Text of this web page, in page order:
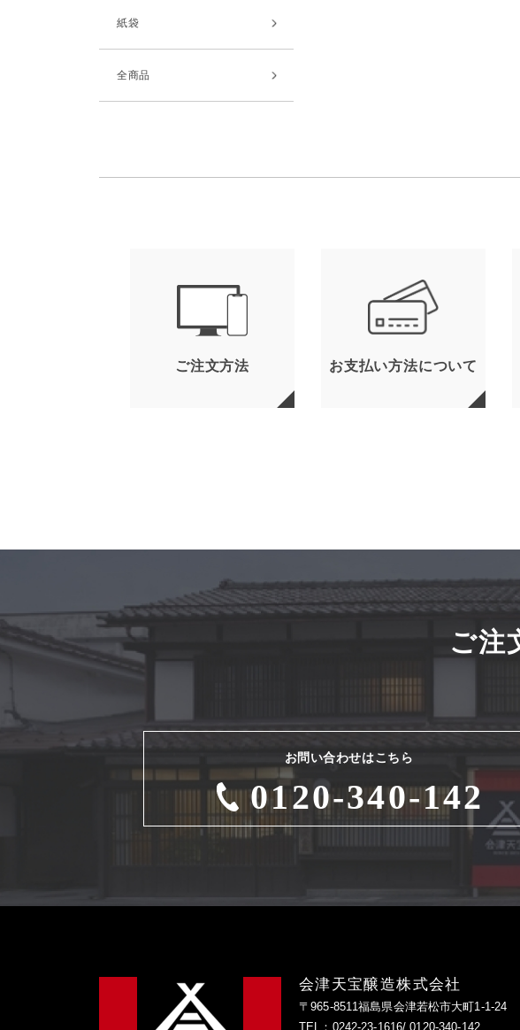
紙袋
全商品
ご注文方法 お支払い方法について
ご注
お問い合わせはこちら
0120-340-142
会津天宝醸造株式会社
〒965-8511福島県会津若松市大町1-1-24
TEL：0242-23-1616/ 0120-340-142